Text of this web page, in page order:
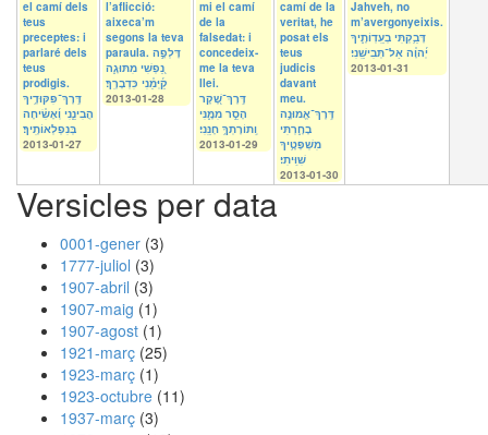
el camí dels
teus
preceptes: i
parlaré dels
teus
prodigis.
דֶּֽרֶךְ־פִּקּוּדֶ֥יךָ
הֲבִינֵ֑נִי וְ֜אָשִׂ֗יחָה
בְּנִפְלְאוֹתֶֽיךָ׃
2013-01-27
l’aflicció:
aixeca’m
segons la teva
paraula. דָּלְפָ֣ה
נַ֭פְשִׁי מִתּוּגָ֑ה
קַ֜יְּמֵ֗נִי כִּדְבָרֶֽךָ׃
2013-01-28
mi el camí
de la
falsedat: i
concedeix-
me la teva
llei.
דֶּֽרֶךְ־שֶׁ֭קֶר
הָסֵ֣ר מִמֶּ֑נִּי
וְֽתוֹרָתְךָ֥ חָנֵּֽנִי׃
2013-01-29
camí de la
veritat, he
posat els
teus
judicis
davant
meu.
דֶּֽרֶךְ־אֱמוּנָ֥ה
בָחָ֑רְתִּי
מִשְׁפָּטֶ֥יךָ
שִׁוִּֽיתִי׃
2013-01-30
Jahveh, no
m’avergonyeixis.
דָּבַ֥קְתִּי בְעֵֽדְוֹתֶ֑יךָ
יְ֜הוָ֗ה אַל־תְּבִישֵֽׁנִי׃
2013-01-31
Versicles per data
0001-gener (3)
1777-juliol (3)
1907-abril (3)
1907-maig (1)
1907-agost (1)
1921-març (25)
1923-març (1)
1923-octubre (11)
1937-març (3)